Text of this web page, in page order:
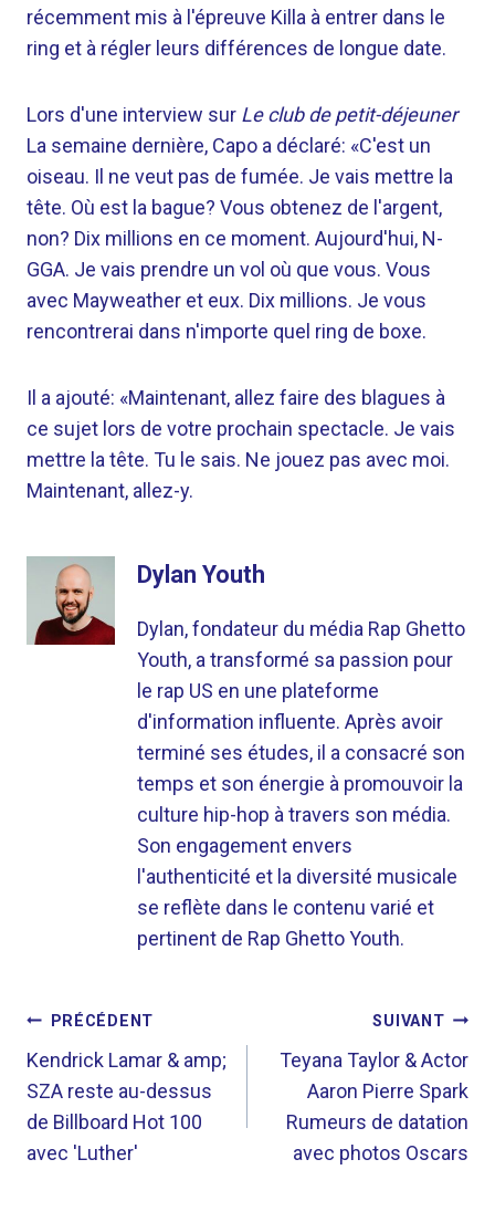
récemment mis à l'épreuve Killa à entrer dans le
ring et à régler leurs différences de longue date.
Lors d'une interview sur Le club de petit-déjeuner
La semaine dernière, Capo a déclaré: «C'est un
oiseau. Il ne veut pas de fumée. Je vais mettre la
tête. Où est la bague? Vous obtenez de l'argent,
non? Dix millions en ce moment. Aujourd'hui, N-
GGA. Je vais prendre un vol où que vous. Vous
avec Mayweather et eux. Dix millions. Je vous
rencontrerai dans n'importe quel ring de boxe.
Il a ajouté: «Maintenant, allez faire des blagues à
ce sujet lors de votre prochain spectacle. Je vais
mettre la tête. Tu le sais. Ne jouez pas avec moi.
Maintenant, allez-y.
Dylan Youth
Dylan, fondateur du média Rap Ghetto
Youth, a transformé sa passion pour
le rap US en une plateforme
d'information influente. Après avoir
terminé ses études, il a consacré son
temps et son énergie à promouvoir la
culture hip-hop à travers son média.
Son engagement envers
l'authenticité et la diversité musicale
se reflète dans le contenu varié et
pertinent de Rap Ghetto Youth.
NAVIGATION
DE
L’ARTICLE
PRÉCÉDENT
Kendrick Lamar & amp;
SZA reste au-dessus
de Billboard Hot 100
avec 'Luther'
SUIVANT
Teyana Taylor & Actor
Aaron Pierre Spark
Rumeurs de datation
avec photos Oscars